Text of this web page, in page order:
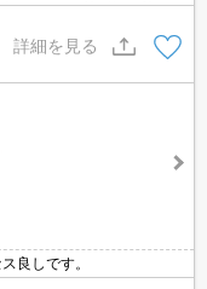
詳細を見る
良しです。